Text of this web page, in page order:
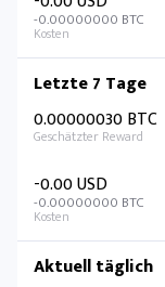
-0.00000000 BTC
Letzte 7 Tage
0.00000030 BTC
-0.00 USD
-0.00000000 BTC
Aktuell täglich